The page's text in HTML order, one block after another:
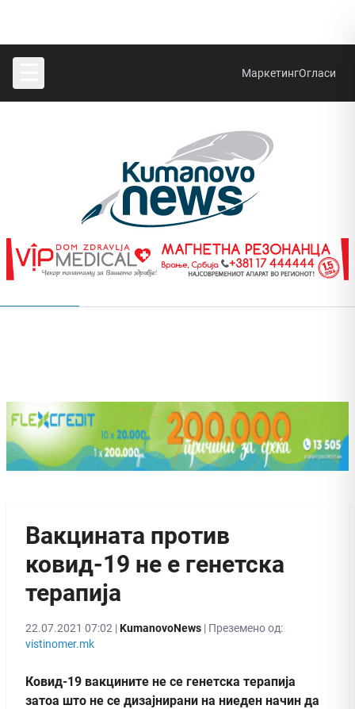
МаркетингОгласи
Вакцината против
ковид-19 не е генетска
терапија
22.07.2021 07:02 |KumanovoNews | Преземено од:
vistinomer.mk
Ковид-19 вакцините не се генетска терапија
затоа што не се дизајнирани на ниеден начин да